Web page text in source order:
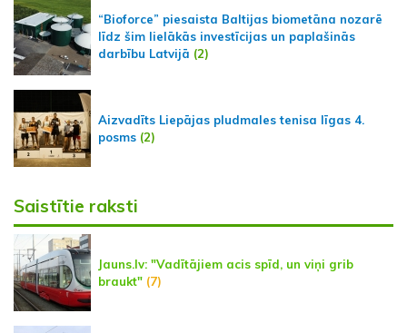
“Bioforce” piesaista Baltijas biometāna nozarē
līdz šim lielākās investīcijas un paplašinās
darbību Latvijā (2)
Aizvadīts Liepājas pludmales tenisa līgas 4.
posms (2)
Saistītie raksti
Jauns.lv: "Vadītājiem acis spīd, un viņi grib
braukt" (7)